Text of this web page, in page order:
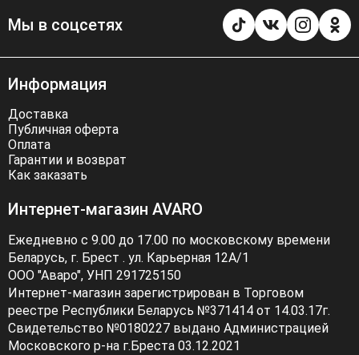
Мы в соцсетях
Информация
Доставка
Публичная оферта
Оплата
Гарантии и возврат
Как заказать
Интернет-магазин AVARO
Ежедневно с 9.00 до 17.00 по московскому времени
Беларусь, г. Брест . ул. Карьерная 12А/1
ООО "Аваро", УНП 291725150
Интернет-магазин зарегистрирован в Торговом
реестре Республики Беларусь №371414 от 14.03.17г.
Свидетельство №0180227 выдано Администрацией
Московского р-на г.Бреста 03.12.2021